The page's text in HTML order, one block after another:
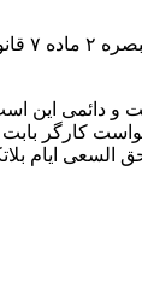
دائمی این
کارگر